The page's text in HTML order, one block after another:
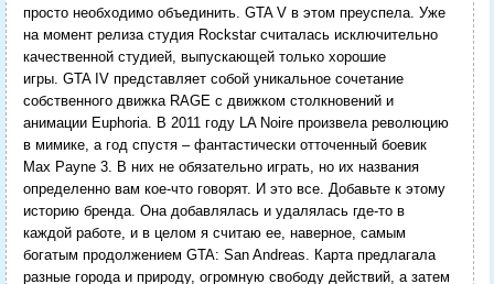
просто необходимо объединить. GTA V в этом преуспела. Уже
на момент релиза студия Rockstar считалась исключительно
качественной студией, выпускающей только хорошие
игры. GTA IV представляет собой уникальное сочетание
собственного движка RAGE с движком столкновений и
анимации Euphoria. В 2011 году LA Noire произвела революцию
в мимике, а год спустя – фантастически отточенный боевик
Max Payne 3. В них не обязательно играть, но их названия
определенно вам кое-что говорят. И это все. Добавьте к этому
историю бренда. Она добавлялась и удалялась где-то в
каждой работе, и в целом я считаю ее, наверное, самым
богатым продолжением GTA: San Andreas. Карта предлагала
разные города и природу, огромную свободу действий, а затем